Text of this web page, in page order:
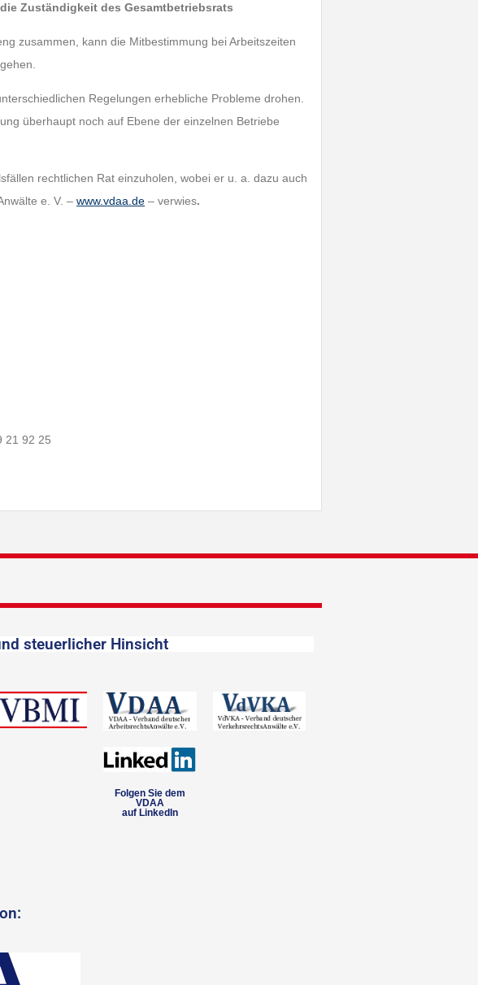
Zuständigkeit des Gesamtbetriebsrats
zusammen, kann die Mitbestimmung bei Arbeitszeiten
Regelungen erhebliche Probleme drohen.
überhaupt noch auf Ebene der einzelnen Betriebe
rechtlichen Rat einzuholen, wobei er u. a. dazu auch
e. V. –www.vdaa.de – verwies.
92 25
steuerlicher Hinsicht
Folgen Sie dem
VDAA
auf LinkedIn